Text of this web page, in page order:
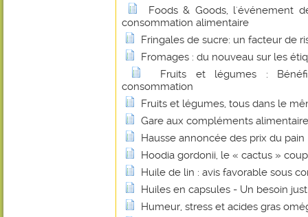
Foods & Goods, l'événement
consommation alimentaire
Fringales de sucre: un facteur de
Fromages : du nouveau sur les
Fruits et légumes :
consommation
Fruits et légumes, tous dans le
Gare aux compléments
Hausse annoncée des prix du pain
Hoodia gordonii, le « cactus »
Huile de lin : avis favorable sous
Huiles en capsules - Un besoin
Humeur, stress et acides gras